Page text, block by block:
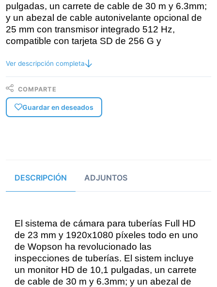
pulgadas, un carrete de cable de 30 m y 6.3mm;
y un abezal de cable autonivelante opcional de
25 mm con transmisor integrado 512 Hz,
compatible con tarjeta SD de 256 G y
Ver descripción completa
COMPARTE
Guardar en deseados
DESCRIPCIÓN ADJUNTOS
El sistema de cámara para tuberías Full HD
de 23 mm y 1920x1080 píxeles todo en uno
de Wopson ha revolucionado las
inspecciones de tuberías. El sistem incluye
un monitor HD de 10,1 pulgadas, un carrete
de cable de 30 m y 6.3mm; y un abezal de